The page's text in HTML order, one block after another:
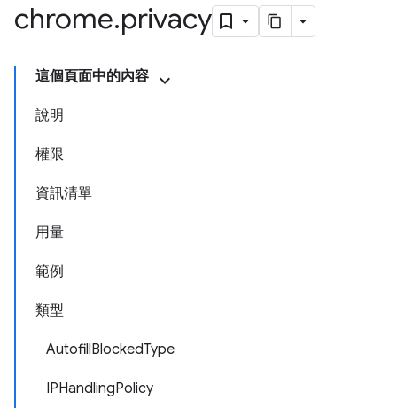
chrome.privacy
這個頁面中的內容
說明
權限
資訊清單
用量
範例
類型
AutofillBlockedType
IPHandlingPolicy